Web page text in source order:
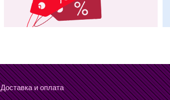
Доставка и оплата